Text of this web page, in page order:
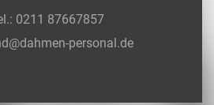
0211 87667857
personal.de